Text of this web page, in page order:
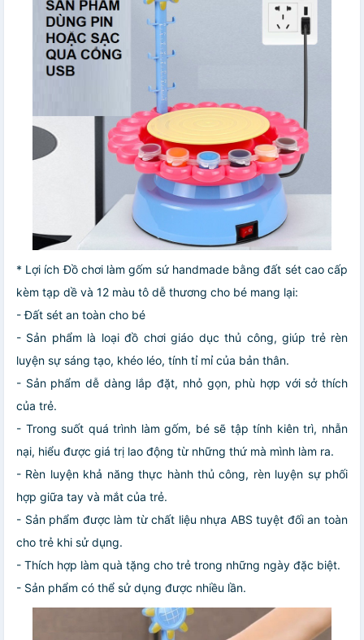
* Lợi ích Đồ chơi làm gốm sứ handmade bằng đất sét cao cấp
kèm tạp dề và 12 màu tô dễ thương cho bé mang lại:
- Đất sét an toàn cho bé
- Sản phẩm là loại đồ chơi giáo dục thủ công, giúp trẻ rèn
luyện sự sáng tạo, khéo léo, tính tỉ mỉ của bản thân.
- Sản phẩm dễ dàng lắp đặt, nhỏ gọn, phù hợp với sở thích
của trẻ.
- Trong suốt quá trình làm gốm, bé sẽ tập tính kiên trì, nhẫn
nại, hiểu được giá trị lao động từ những thứ mà mình làm ra.
- Rèn luyện khả năng thực hành thủ công, rèn luyện sự phối
hợp giữa tay và mắt của trẻ.
- Sản phẩm được làm từ chất liệu nhựa ABS tuyệt đối an toàn
cho trẻ khi sử dụng.
- Thích hợp làm quà tặng cho trẻ trong những ngày đặc biệt.
- Sản phẩm có thể sử dụng được nhiều lần.